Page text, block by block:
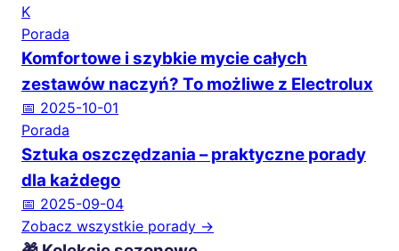
K
Porada
Komfortowe i szybkie mycie całych
zestawów naczyń? To możliwe z Electrolux
📅 2025-10-01
Porada
Sztuka oszczędzania – praktyczne porady
dla każdego
📅 2025-09-04
Zobacz wszystkie porady →